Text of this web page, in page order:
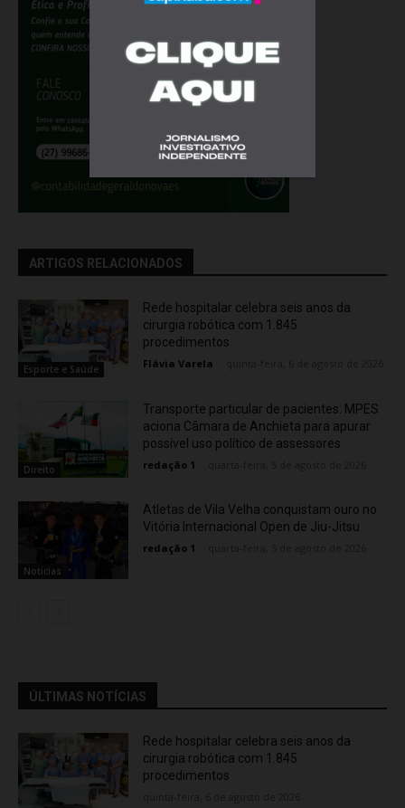
ARTIGOS RELACIONADOS
Esporte e Saúde
Rede hospitalar celebra seis anos da
cirurgia robótica com 1.845
procedimentos
Flávia Varela
Direito
Transporte particular de pacientes: MPES
aciona Câmara de Anchieta para apurar
possível uso político de assessores
redação 1
Noticias
Atletas de Vila Velha conquistam ouro no
Vitória Internacional Open de Jiu-Jitsu
redação 1
ÚLTIMAS NOTÍCIAS
Rede hospitalar celebra seis anos da
cirurgia robótica com 1.845
procedimentos